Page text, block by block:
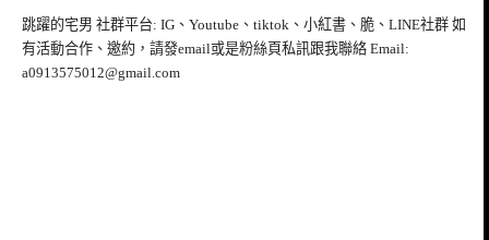
跳躍的宅男 社群平台: IG、Youtube、tiktok、小紅書、脆、LINE社群 如
有活動合作、邀約，請發email或是粉絲頁私訊跟我聯絡 Email:
a0913575012@gmail.com